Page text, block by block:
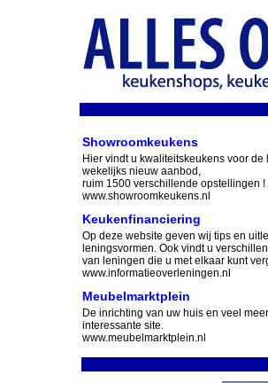
Showroomkeukens
Hier vindt u kwaliteitskeukens voor de
wekelijks nieuw aanbod,
ruim 1500 verschillende opstellingen !
www.showroomkeukens.nl
Keukenfinanciering
Op deze website geven wij tips en
leningsvormen. Ook vindt u
van leningen die u met elkaar kunt
www.informatieoverleningen.nl
Meubelmarktplein
De inrichting van uw huis en veel
interessante site.
www.meubelmarktplein.nl